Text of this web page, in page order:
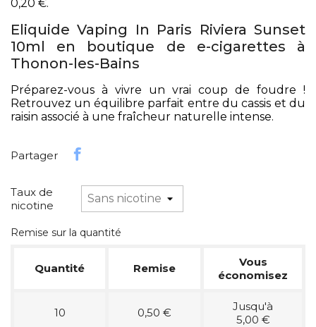
0,20 €.
Eliquide Vaping In Paris Riviera Sunset
10ml en boutique de e-cigarettes à
Thonon-les-Bains
Préparez-vous à vivre un vrai coup de foudre !
Retrouvez un équilibre parfait entre du cassis et du
raisin associé à une fraîcheur naturelle intense.
Partager
Taux de
nicotine
Remise sur la quantité
Quantité Remise
Vous
économisez
10 0,50 €
Jusqu'à
5,00 €